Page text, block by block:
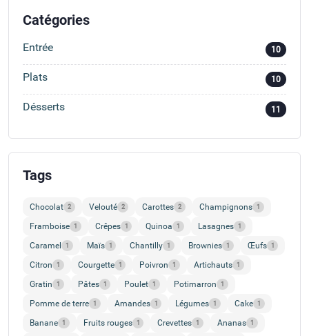
Catégories
Entrée 10
Plats 10
Désserts 11
Tags
Chocolat 2 Velouté 2 Carottes 2 Champignons 1
Framboise 1 Crêpes 1 Quinoa 1 Lasagnes 1
Caramel 1 Maïs 1 Chantilly 1 Brownies 1 Œufs 1
Citron 1 Courgette 1 Poivron 1 Artichauts 1
Gratin 1 Pâtes 1 Poulet 1 Potimarron 1
Pomme de terre 1 Amandes 1 Légumes 1 Cake 1
Banane 1 Fruits rouges 1 Crevettes 1 Ananas 1